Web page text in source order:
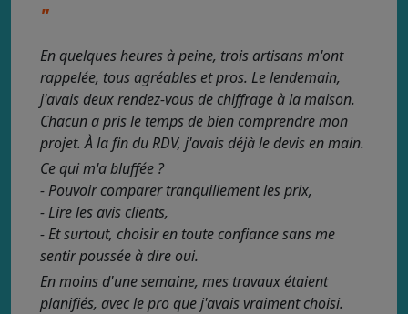
"
En quelques heures à peine, trois artisans m'ont
rappelée, tous agréables et pros. Le lendemain,
j'avais deux rendez-vous de chiffrage à la maison.
Chacun a pris le temps de bien comprendre mon
projet. À la fin du RDV, j'avais déjà le devis en main.
Ce qui m'a bluffée ?
- Pouvoir comparer tranquillement les prix,
- Lire les avis clients,
- Et surtout, choisir en toute confiance sans me
sentir poussée à dire oui.
En moins d'une semaine, mes travaux étaient
planifiés, avec le pro que j'avais vraiment choisi.